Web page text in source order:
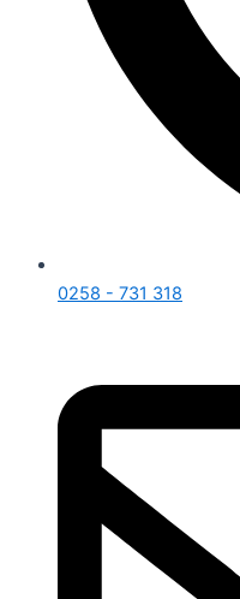
0258 - 731 318